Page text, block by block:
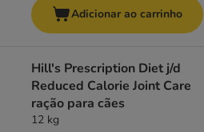
Adicionar ao carrinho
Hill's Prescription Diet j/d
Reduced Calorie Joint Care
ração para cães
12 kg